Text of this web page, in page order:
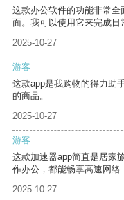
这款办公软件的功能非常
面。我可以使用它来完成日
2025-10-27
游客
这款app是我购物的得力助
的商品。
2025-10-27
游客
这款加速器app简直是居家
作办公，都能畅享高速网络
2025-10-27